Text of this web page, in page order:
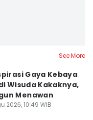
See More
Gaya Kebaya
Wisuda Kakaknya,
Menawan
2026, 10:49 WIB